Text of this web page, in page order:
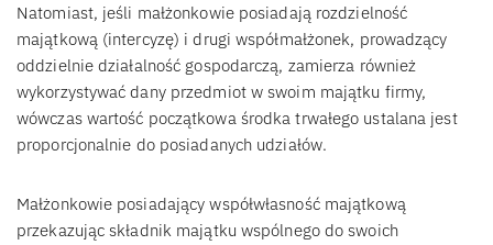
Natomiast, jeśli małżonkowie posiadają rozdzielność
majątkową (intercyzę) i drugi współmałżonek, prowadzący
oddzielnie działalność gospodarczą, zamierza również
wykorzystywać dany przedmiot w swoim majątku firmy,
wówczas wartość początkowa środka trwałego ustalana jest
proporcjonalnie do posiadanych udziałów.
Małżonkowie posiadający współwłasność majątkową
przekazując składnik majątku wspólnego do swoich